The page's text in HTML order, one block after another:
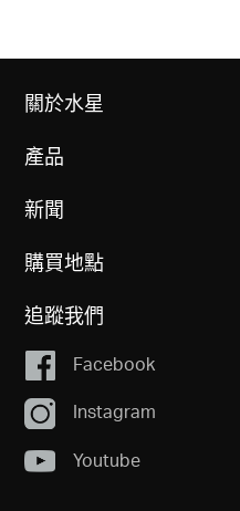
關於水星
產品
新聞
購買地點
追蹤我們
Facebook
Instagram
Youtube